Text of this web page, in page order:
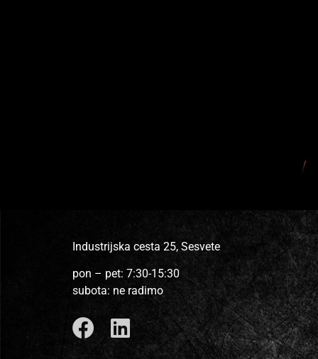
Industrijska cesta 25, Sesvete
pon – pet: 7:30-15:30
subota: ne radimo